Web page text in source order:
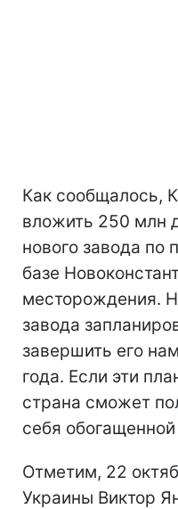
Как сообщалось,
вложить 250 млн
нового завода по
базе
месторождения.
завода
завершить его
года. Если эти
страна сможет
себя
Отметим, 22
Украины Виктор